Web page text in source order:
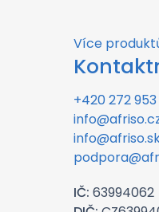
Více
+420 272
IČ: 63994062